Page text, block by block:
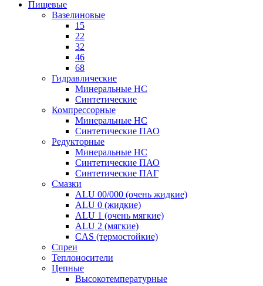
Пищевые
Вазелиновые
15
22
32
46
68
Гидравлические
Минеральные HC
Синтетические
Компрессорные
Минеральные HC
Синтетические ПАО
Редукторные
Минеральные HC
Синтетические ПАО
Синтетические ПАГ
Смазки
ALU 00/000 (очень жидкие)
ALU 0 (жидкие)
ALU 1 (очень мягкие)
ALU 2 (мягкие)
CAS (термостойкие)
Спреи
Теплоносители
Цепные
Высокотемпературные